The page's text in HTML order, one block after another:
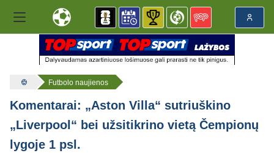
Futbolo naujienos
Komentarai: „Aston Villa“ sutriuškino
„Liverpool“ bei užsitikrino vietą Čempionų
lygoje 1 psl.